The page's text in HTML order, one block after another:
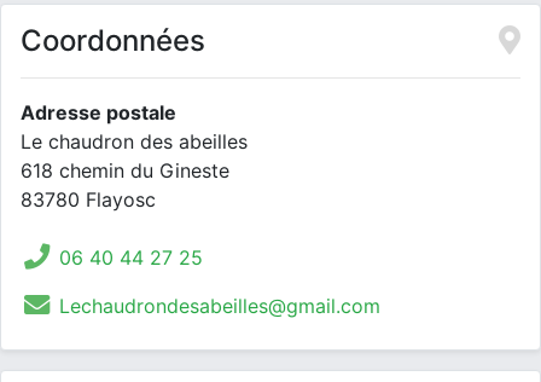
Coordonnées
Adresse postale
Le chaudron des abeilles
618 chemin du Gineste
83780 Flayosc
06 40 44 27 25
Lechaudrondesabeilles@gmail.com